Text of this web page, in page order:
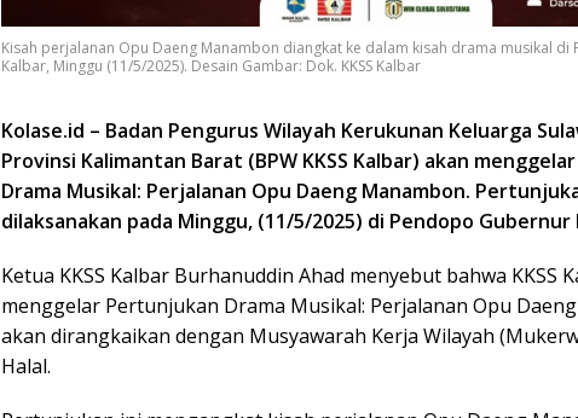
Kisah perjalanan Opu Daeng Manambon diangkat ke dalam kisah drama musikal
Kalbar, Minggu (11/5/2025). Desain Gambar: Dok. KKSS Kalbar
Kolase.id – Badan Pengurus Wilayah Kerukunan Keluarga
Provinsi Kalimantan Barat (BPW KKSS Kalbar) akan
Drama Musikal: Perjalanan Opu Daeng Manambon.
dilaksanakan pada Minggu, (11/5/2025) di Pendopo
Ketua KKSS Kalbar Burhanuddin Ahad menyebut bahwa KKSS
menggelar Pertunjukan Drama Musikal: Perjalanan Opu
akan dirangkaikan dengan Musyawarah Kerja Wilayah
Halal.